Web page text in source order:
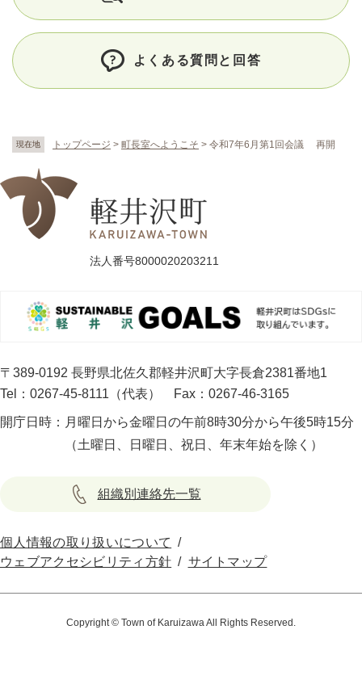
現在地 トップページ > 町長室へようこそ > 令和7年6月第1回会議 再開
よくある質問と回答
法人番号8000020203211
〒389-0192 長野県北佐久郡軽井沢町大字長倉2381番地1
Tel：0267-45-8111（代表）
Fax：0267-46-3165
開庁日時： 月曜日から金曜日の午前8時30分から午後5時15分
（土曜日、日曜日、祝日、年末年始を除く）
組織別連絡先一覧
個人情報の取り扱いについて
ウェブアクセシビリティ方針
サイトマップ
Copyright © Town of Karuizawa All Rights Reserved.